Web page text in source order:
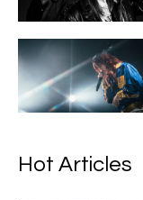
Hot Articles